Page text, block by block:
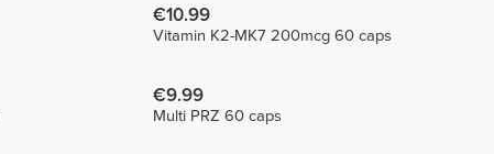
€10.99
Vitamin K2-MK7 200mcg 60 caps
€9.99
Multi PRZ 60 caps